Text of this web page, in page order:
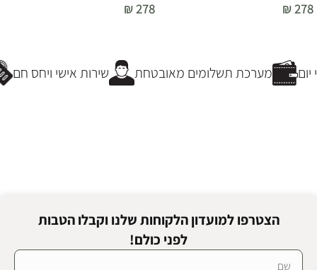
₪278
₪278
שירות אישי ויחס חם מערכת תשלומים מאובטחת
הצטרפו למועדון הלקוחות שלנו וקבלו הטבות
לפני כולם!